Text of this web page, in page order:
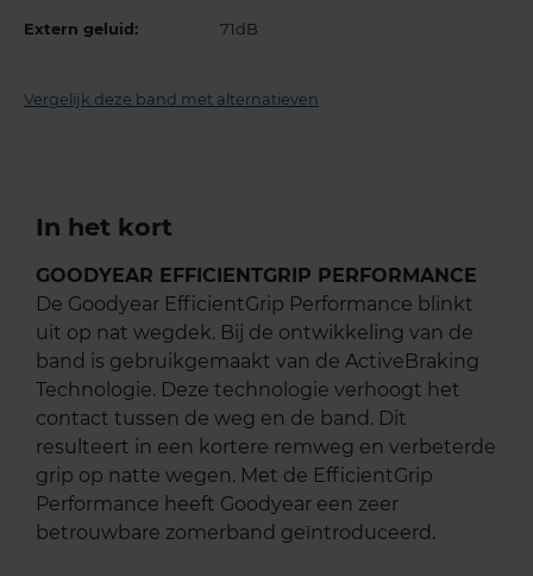
Extern geluid: 71dB
Vergelijk deze band met alternatieven
In het kort
GOODYEAR EFFICIENTGRIP PERFORMANCE
De Goodyear EfficientGrip Performance blinkt
uit op nat wegdek. Bij de ontwikkeling van de
band is gebruikgemaakt van de ActiveBraking
Technologie. Deze technologie verhoogt het
contact tussen de weg en de band. Dit
resulteert in een kortere remweg en verbeterde
grip op natte wegen. Met de EfficientGrip
Performance heeft Goodyear een zeer
betrouwbare zomerband geïntroduceerd.